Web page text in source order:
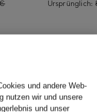
Ursprünglich:
und andere Web-
nutzen wir und unsere
und unser